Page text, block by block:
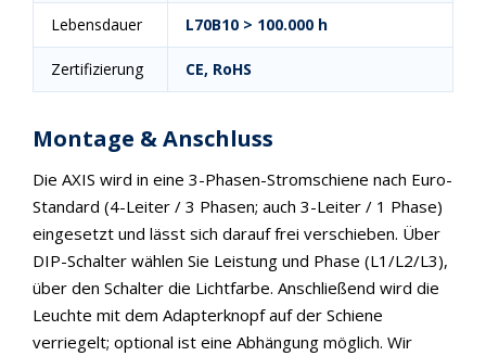
Lebensdauer L70B10 > 100.000 h
Zertifizierung CE, RoHS
Montage & Anschluss
Die AXIS wird in eine 3-Phasen-Stromschiene nach Euro-
Standard (4-Leiter / 3 Phasen; auch 3-Leiter / 1 Phase)
eingesetzt und lässt sich darauf frei verschieben. Über
DIP-Schalter wählen Sie Leistung und Phase (L1/L2/L3),
über den Schalter die Lichtfarbe. Anschließend wird die
Leuchte mit dem Adapterknopf auf der Schiene
verriegelt; optional ist eine Abhängung möglich. Wir